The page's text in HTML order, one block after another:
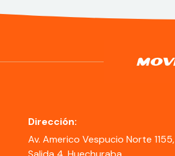
Dirección:
Av. Americo Vespucio Norte 1155,